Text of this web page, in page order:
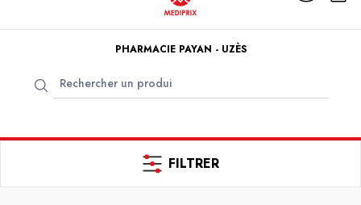
PHARMACIE PAYAN - UZÈS
FILTRER